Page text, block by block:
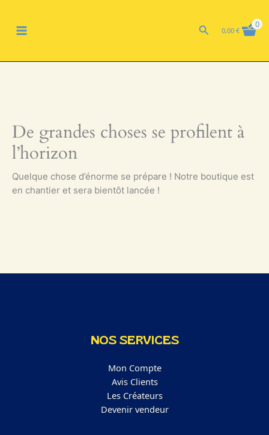
contenuMENU
Rechercher
0,00€
0
De grandes choses se profilent à
l’horizon
Quelque chose d’énorme se prépare ! Notre boutique est
en chantier et sera bientôt lancée !
NOS SERVICES
Mon Compte
Avis Clients
Les Créateurs
Devenir vendeur